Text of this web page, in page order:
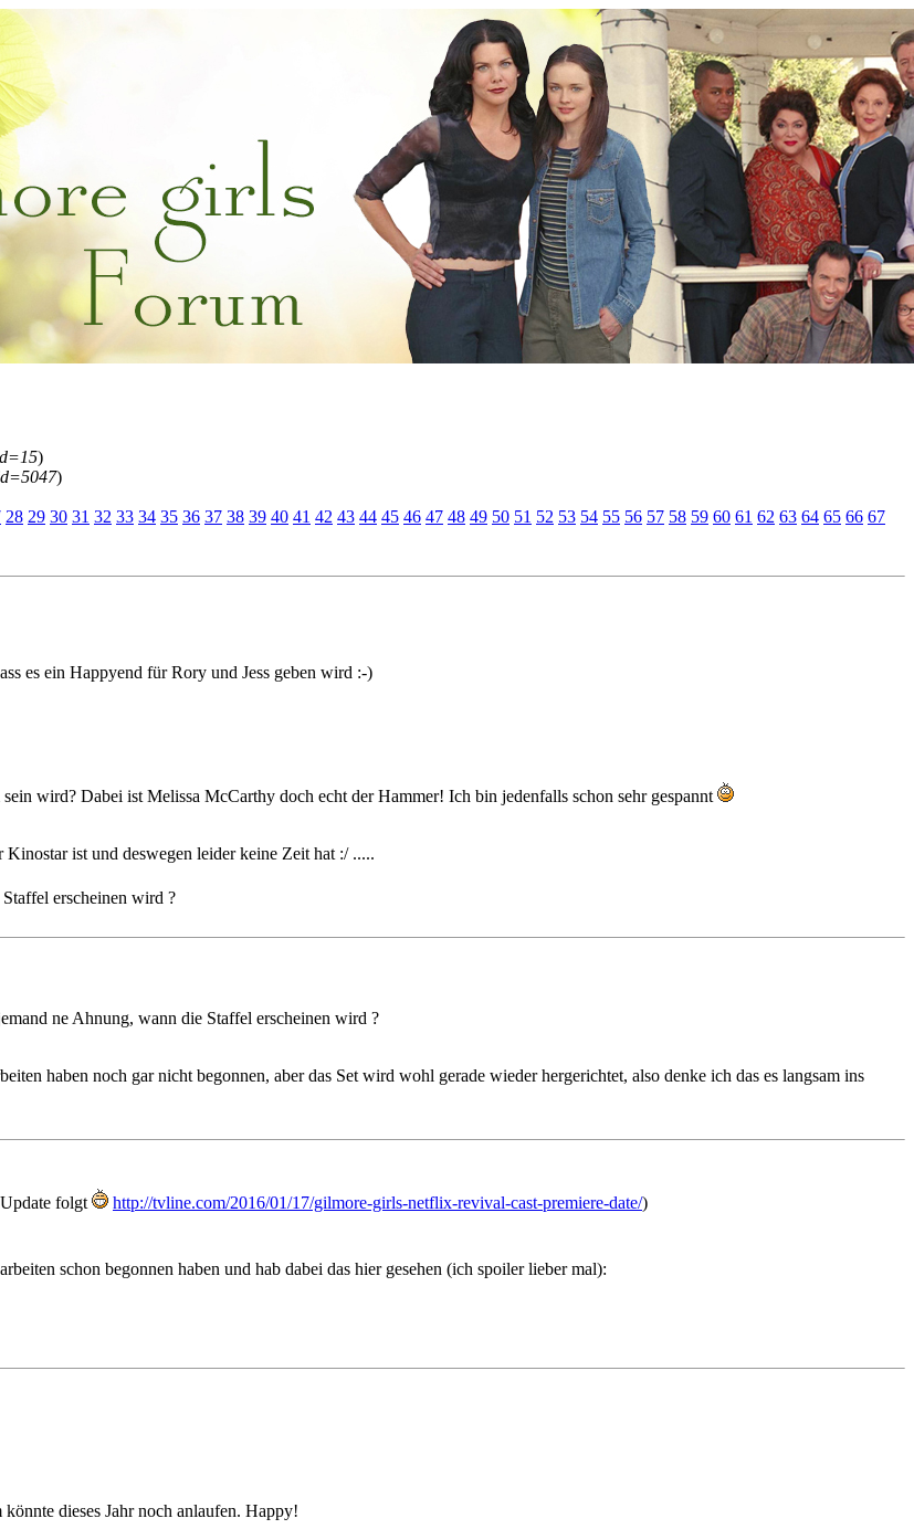
)
)
28 29 30 31 32 33 34 35 36 37 38 39 40 41 42 43 44 45 46 47 48 49 50 51 52 53 54 55 56 57 58 59 60 61 62 63 64 65 66 67
es ein Happyend für Rory und Jess geben wird :-)
wird? Dabei ist Melissa McCarthy doch echt der Hammer! Ich bin jedenfalls schon sehr gespannt
ist und deswegen leider keine Zeit hat :/ .....
erscheinen wird ?
ne Ahnung, wann die Staffel erscheinen wird ?
haben noch gar nicht begonnen, aber das Set wird wohl gerade wieder hergerichtet, also denke ich das es langsam ins
folgt http://tvline.com/2016/01/17/gilmore-girls-netflix-revival-cast-premiere-date/)
schon begonnen haben und hab dabei das hier gesehen (ich spoiler lieber mal):
könnte dieses Jahr noch anlaufen. Happy!